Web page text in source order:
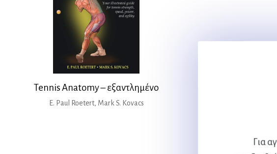
Για
Tennis Anatomy – εξαντλημένο
E. Paul Roetert, Mark S. Kovacs